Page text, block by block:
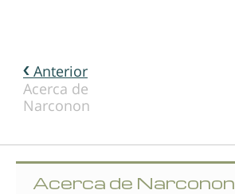
Anterior
Acerca de
Narconon
Acerca de Narconon